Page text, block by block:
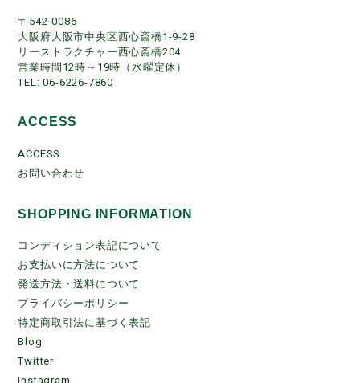
〒542-0086
大阪府大阪市中央区西心斎橋1-9-28
リーストラクチャー西心斎橋204
営業時間12時～19時（水曜定休）
TEL: 06-6226-7860
ACCESS
ACCESS
お問い合わせ
SHOPPING INFORMATION
コンディション表記について
お支払いに方法について
発送方法・送料について
プライバシーポリシー
特定商取引法に基づく表記
Blog
Twitter